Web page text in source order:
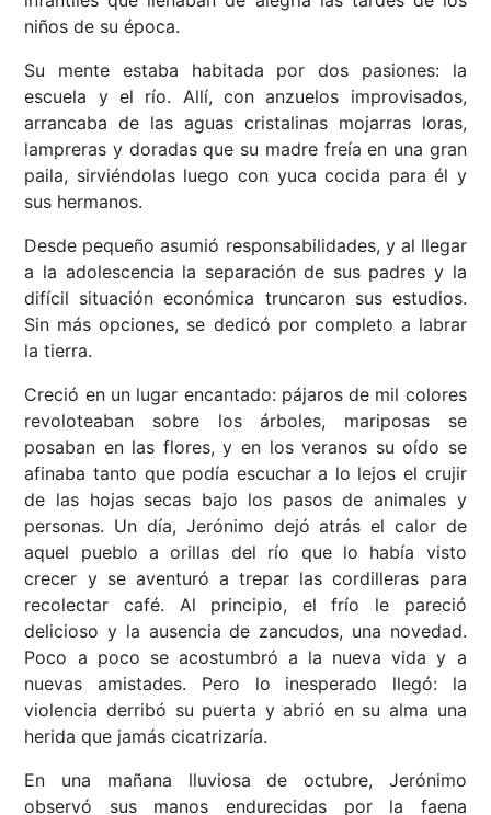
niños de su época.
Su mente estaba habitada por dos pasiones: la
escuela y el río. Allí, con anzuelos improvisados,
arrancaba de las aguas cristalinas mojarras loras,
lampreras y doradas que su madre freía en una gran
paila, sirviéndolas luego con yuca cocida para él y
sus hermanos.
Desde pequeño asumió responsabilidades, y al llegar
a la adolescencia la separación de sus padres y la
difícil situación económica truncaron sus estudios.
Sin más opciones, se dedicó por completo a labrar
la tierra.
Creció en un lugar encantado: pájaros de mil colores
revoloteaban sobre los árboles, mariposas se
posaban en las flores, y en los veranos su oído se
afinaba tanto que podía escuchar a lo lejos el crujir
de las hojas secas bajo los pasos de animales y
personas. Un día, Jerónimo dejó atrás el calor de
aquel pueblo a orillas del río que lo había visto
crecer y se aventuró a trepar las cordilleras para
recolectar café. Al principio, el frío le pareció
delicioso y la ausencia de zancudos, una novedad.
Poco a poco se acostumbró a la nueva vida y a
nuevas amistades. Pero lo inesperado llegó: la
violencia derribó su puerta y abrió en su alma una
herida que jamás cicatrizaría.
En una mañana lluviosa de octubre, Jerónimo
observó sus manos endurecidas por la faena